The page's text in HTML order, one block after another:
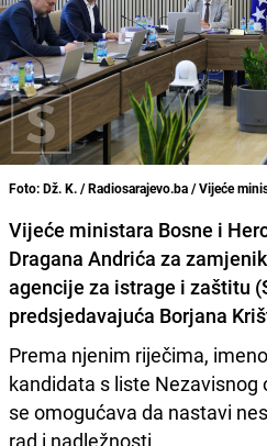
Foto: Dž. K. / Radiosarajevo.ba / Vijeće
Vijeće ministara Bosne i
Dragana Andrića za
agencije za istrage i zaštitu
predsjedavajuća Borjana
Prema njenim riječima,
kandidata s liste Nezavisnog
se omogućava da nastavi
rad i nadležnosti.